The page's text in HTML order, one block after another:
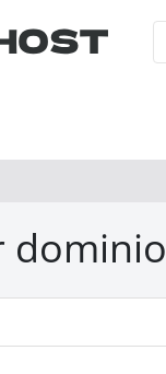
dominio